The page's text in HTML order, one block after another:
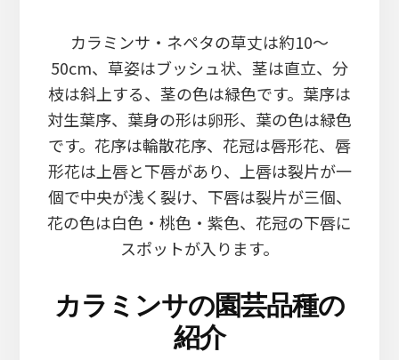
カラミンサ・ネペタの草丈は約10～
50cm、草姿はブッシュ状、茎は直立、分
枝は斜上する、茎の色は緑色です。葉序は
対生葉序、葉身の形は卵形、葉の色は緑色
です。花序は輪散花序、花冠は唇形花、唇
形花は上唇と下唇があり、上唇は裂片が一
個で中央が浅く裂け、下唇は裂片が三個、
花の色は白色・桃色・紫色、花冠の下唇に
スポットが入ります。
カラミンサの園芸品種の
紹介